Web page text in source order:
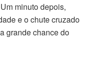
minuto depois,
e o chute cruzado
grande chance do